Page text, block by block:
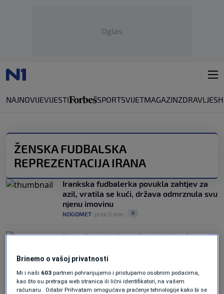
Oglas
NAJNOVIJEVIJESTI SPORTSVIJETMAGAZINZDRAVLJE
ŽENSKA FUDBALSKA
REPREZENTACIJA IRANA
Irankska fudbalerka povukla zahtjev za
azil, vratila se kući, država odmrznula svu
njenu imovinu
NOGOMET prije 0 min. 0
Nasmijane Iranke već trenirale u Australiji
NOGOMET|17. mar.
Šta se promijenilo? Samo dvije Iranke se
ne vraćaju u "topli zagrljaj domovine“
Brinemo o vašoj privatnosti
Mi i naši 603 partneri pohranjujemo i pristupamo osobnim podacima,
kao što su pretraga web stranica ili lični identifikatori, na vašem
računaru . Odabir Prihvatam omogućava praćenje tehnologije kako bi se